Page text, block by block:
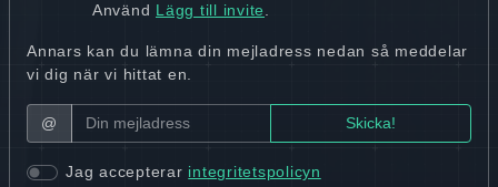
Använd Lägg till invite.
Annars kan du lämna din mejladress nedan så meddelar
vi dig när vi hittat en.
@
Jag accepterar integritetspolicyn